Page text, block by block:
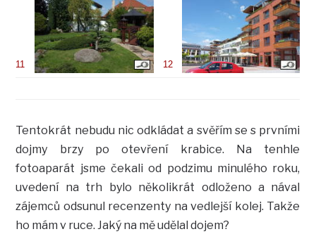
11 12
Tentokrát nebudu nic odkládat a svěřím se s prvními
dojmy brzy po otevření krabice. Na tenhle
fotoaparát jsme čekali od podzimu minulého roku,
uvedení na trh bylo několikrát odloženo a nával
zájemců odsunul recenzenty na vedlejší kolej. Takže
ho mám v ruce. Jaký na mě udělal dojem?